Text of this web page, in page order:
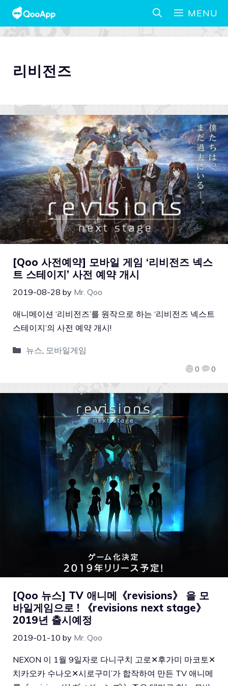
MENU
리비전즈
[Qoo 사전예약] 모바일 게임 ‘리비전즈 넥스
트 스테이지’ 사전 예약 개시
2019-08-28 by Mr. Qoo
0 0
애니메이션 ‘리비전즈’를 원작으로 하는 ‘리비전즈 넥스트
스테이지’의 사전 예약 개시!
뉴스, 모바일게임
[Qoo 뉴스] TV 애니메《revisions》 을 모
바일게임으로 ! 《revisions next stage》
2019년 출시예정
2019-01-10 by Mr. Qoo
NEXON 이 1월 9일자로 다니구치 고로✕후가미 마코토✕
치카오카 수나오✕시로구미’가 합작하여 만든 TV 애니메